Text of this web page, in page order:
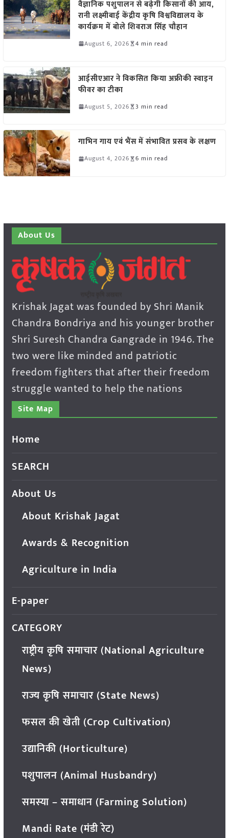
वैज्ञानिक पशुपालन से बढ़ेगी किसानों की आय,
रानी लक्ष्मीबाई केंद्रीय कृषि विश्वविद्यालय के
कार्यक्रम में बोले शिवराज सिंह चौहान
August 6, 2026 4 min read
आईसीएआर ने विकसित किया अफ्रीकी स्वाइन
फीवर का टीका
August 5, 2026 3 min read
गाभिन गाय एवं भैंस में संभावित प्रसव के लक्षण
August 4, 2026 6 min read
About Us
Krishak Jagat was founded by Shri Manik
Chandra Bondriya and his younger brother
Shri Suresh Chandra Gangrade in 1946. The
two were like minded and patriotic
freedom fighters that after their freedom
struggle wanted to help the nations
Site Map
Home
SEARCH
About Us
About Krishak Jagat
Awards & Recognition
Agriculture in India
E-paper
CATEGORY
राष्ट्रीय कृषि समाचार (National Agriculture
News)
राज्य कृषि समाचार (State News)
फसल की खेती (Crop Cultivation)
उद्यानिकी (Horticulture)
पशुपालन (Animal Husbandry)
समस्या – समाधान (Farming Solution)
Mandi Rate (मंडी रेट)